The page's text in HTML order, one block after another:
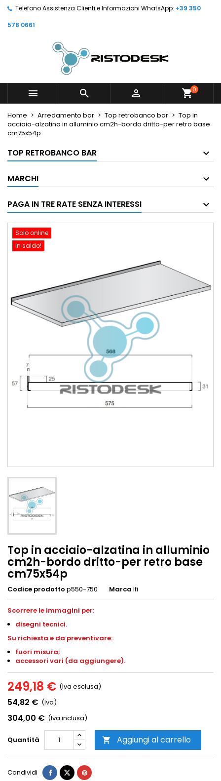
Telefono Assistenza Clienti e Informazioni WhatsApp: +39 350
578 0661
   shopping_cart0
Home Arredamento bar Top retrobanco bar
Top in
acciaio-alzatina in alluminio cm2h-bordo dritto-per retro base
cm75x54p
TOP RETROBANCO BAR
MARCHI
PAGA IN TRE RATE SENZA INTERESSI
Solo online
In saldo!
Top in acciaio-alzatina in alluminio
cm2h-bordo dritto-per retro base
cm75x54p
Codice prodotto p550-750 Marca Ifi
Scorrere le immagini per:
disegni tecnici.
Su richiesta e da preventivare:
fuori misura;
accessori vari (da aggiungere).
249,18 € (Iva esclusa)
54,82 € (Iva)
304,00 € (Iva inclusa)
Quantità  Aggiungi al carrello
Condividi